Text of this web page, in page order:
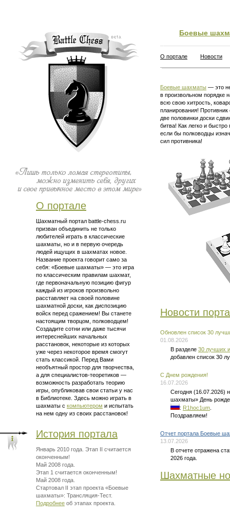
О портале
Шахматный портал battle-chess.ru
призван объединить не только
любителей играть в классические
шахматы, но и в первую очередь
людей ищущих в шахматах новое.
Название проекта говорит само за
себя: «Боевые шахматы» — это игра
по классическим правилам шахмат,
где первоначальную позицию фигур
каждый из игроков произвольно
расставляет на своей половине
шахматной доски, как диспозицию
войск перед сражением! Вы станете
настоящим творцом, полководцем!
Создадите сотни или даже тысячи
интереснейших начальных
расстановок, некоторые из которых
уже через некоторое время смогут
стать классикой. Перед Вами
необъятный простор для творчества,
а для специалистов-теоретиков —
возможность разработать теорию
игры, опубликовав свои статьи у нас
в Библиотеке. Здесь можно играть в
шахматы с компьютером и испытать
на нем одну из своих расстановок!
История портала
Январь 2010 года. Этап II считается
оконченным!
Май 2008 года.
Этап 1 считается оконченным!
Май 2008 года.
Стартовал II этап проекта «Боевые
шахматы»: Трансляция-Тест.
Подробнее об этапах проекта.
Боевые
О портале Новости
Боевые шахматы — это
в произвольном порядке
всю свою хитрость,
планирования!
две половинки доски
битва! Как легко и
если бы полководцы
сил противника!
Новости
Обновлен список 30
01.08.2026
В разделе 30 лучших
добавлен список 30
C Днем рождения!
16.07.2026
Сегодня (16.07.2026)
шахматы» День
: R1hoc1um
Поздравляем!
Отчет портала Боевые
13.07.2026
В отчете отражена
2026 года.
Шахматные